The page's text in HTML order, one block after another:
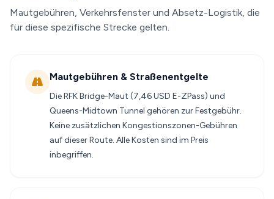
Mautgebühren, Verkehrsfenster und Absetz-Logistik, die
für diese spezifische Strecke gelten.
Mautgebühren & Straßenentgelte
Die RFK Bridge-Maut (7,46 USD E-ZPass) und
Queens-Midtown Tunnel gehören zur Festgebühr.
Keine zusätzlichen Kongestionszonen-Gebühren
auf dieser Route. Alle Kosten sind im Preis
inbegriffen.